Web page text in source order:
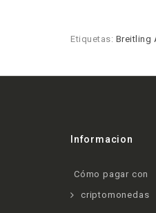
Etiquetas: Breitling
Informacion
Cómo pagar con
criptomonedas